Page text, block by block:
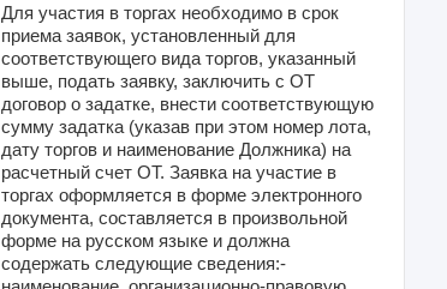
Для участия в торгах необходимо в срок
приема заявок, установленный для
соответствующего вида торгов, указанный
выше, подать заявку, заключить с ОТ
договор о задатке, внести соответствующую
сумму задатка (указав при этом номер лота,
дату торгов и наименование Должника) на
расчетный счет ОТ. Заявка на участие в
торгах оформляется в форме электронного
документа, составляется в произвольной
форме на русском языке и должна
содержать следующие сведения:-